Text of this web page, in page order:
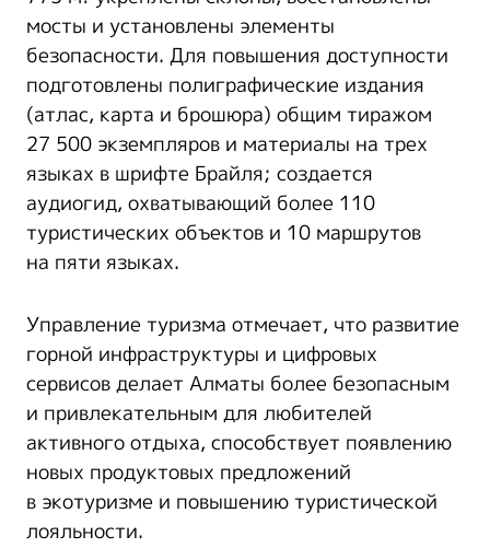
мосты и установлены элементы
безопасности. Для повышения доступности
подготовлены полиграфические издания
(атлас, карта и брошюра) общим тиражом
27 500 экземпляров и материалы на трех
языках в шрифте Брайля; создается
аудиогид, охватывающий более 110
туристических объектов и 10 маршрутов
на пяти языках.
Управление туризма отмечает, что развитие
горной инфраструктуры и цифровых
сервисов делает Алматы более безопасным
и привлекательным для любителей
активного отдыха, способствует появлению
новых продуктовых предложений
в экотуризме и повышению туристической
лояльности.